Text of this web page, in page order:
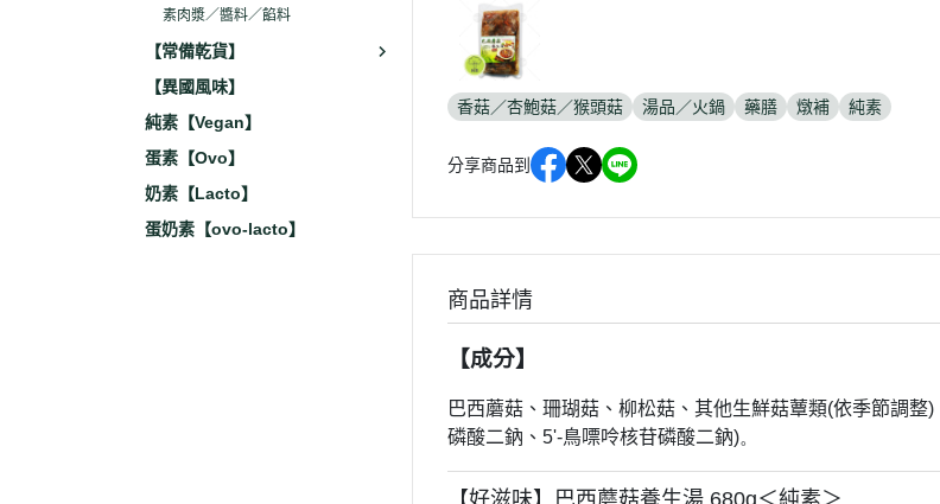
素肉漿／醬料／餡料
【常備乾貨】
【異國風味】
純素【Vegan】
蛋素【Ovo】
奶素【Lacto】
蛋奶素【ovo-lacto】
香菇／杏鮑菇／猴頭菇 湯品／火鍋 藥膳 燉補 純素
分享商品到
商品詳情
【成分】
巴西蘑菇、珊瑚菇、柳松菇、其他生鮮菇蕈類(依季節調整)
磷酸二鈉、 5'-鳥嘌呤核苷磷酸二鈉)。